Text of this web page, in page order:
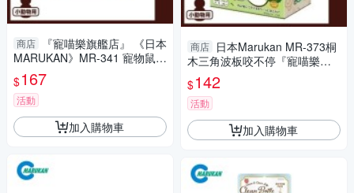
商店
『寵喵樂旗艦店』 《日本
MARUKAN》MR-341 寵物鼠用
可愛小便盆‧方便放置直鼠籠內
$167
活動
加入購物車
商店 日本Marukan MR-373桐
木三角波板咬不停『寵喵樂旗
艦店』
$142
活動
加入購物車